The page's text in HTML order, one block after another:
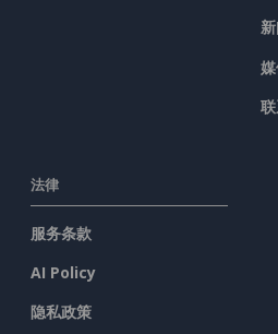
法律
服务条款
AI Policy
隐私政策